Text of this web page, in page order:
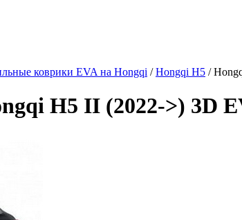
коврики EVA на Hongqi /Hongqi H5 /
H5 II (2022->) 3D